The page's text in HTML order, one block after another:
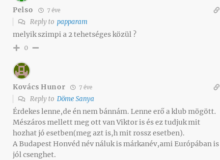
Pelso 7 éve
Reply to papparam
melyik szimpi a 2 tehetséges közül ?
0
Kovács Hunor 7 éve
Reply to Döme Sanya
Érdekes lenne,de én nem bánnám. Lenne erő a klub mögött.
Mészáros mellett meg ott van Viktor is és ez tudjuk mit
hozhat jó esetben(meg azt is,h mit rossz esetben).
A Budapest Honvéd név náluk is márkanév,ami Európában is
jól csenghet.